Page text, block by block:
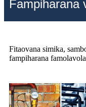
Fampiharana
Fitaovana simika,
fampiharana